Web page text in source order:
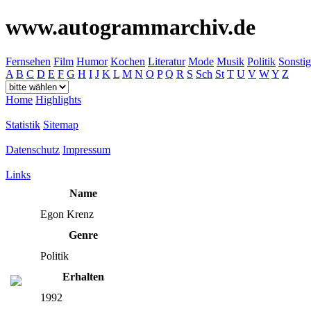
www.autogrammarchiv.de
Fernsehen Film Humor Kochen Literatur Mode Musik Politik
A B C D E F G H I J K L M N O P Q R S Sch St T U V WY Z
Home Highlights
Statistik Sitemap
Datenschutz Impressum
Links
Name
Egon Krenz
Genre
Politik
Erhalten
1992